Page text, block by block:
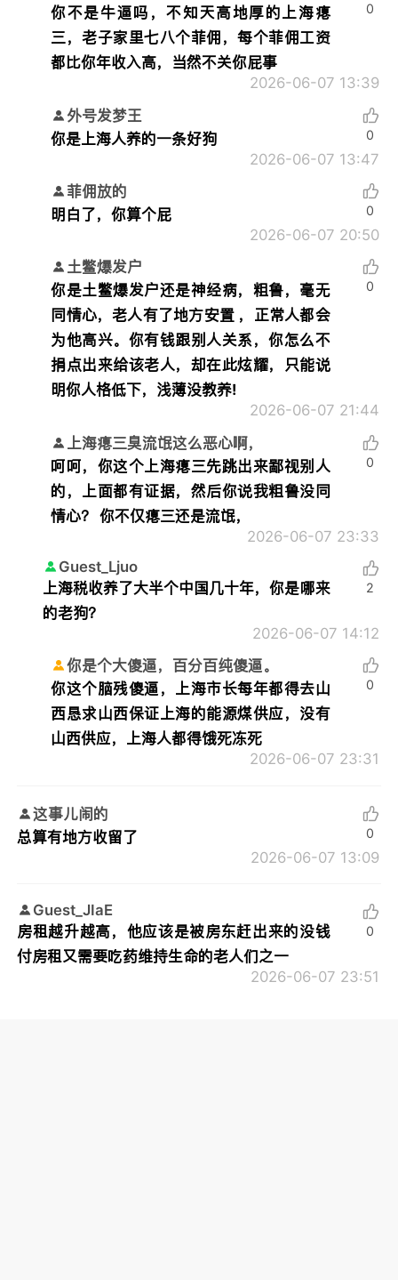
你不是牛逼吗，不知天高地厚的上海瘪
三，老子家里七八个菲佣，每个菲佣工资
都比你年收入高，当然不关你屁事
2026-06-07 13:39
0
外号发梦王
你是上海人养的一条好狗
2026-06-07 13:47
0
菲佣放的
明白了，你算个屁
2026-06-07 20:50
0
土鳖爆发户
你是土鳖爆发户还是神经病，粗鲁，毫无
同情心，老人有了地方安置 ，正常人都会
为他高兴。你有钱跟别人关系，你怎么不
捐点出来给该老人，却在此炫耀，只能说
明你人格低下，浅薄没教养!
2026-06-07 21:44
0
上海瘪三臭流氓这么恶心啊，
呵呵，你这个上海瘪三先跳出来鄙视别人
的，上面都有证据，然后你说我粗鲁没同
情心？ 你不仅瘪三还是流氓，
2026-06-07 23:33
0
Guest_Ljuo
上海税收养了大半个中国几十年，你是哪来
的老狗？
2026-06-07 14:12
2
你是个大傻逼，百分百纯傻逼。
你这个脑残傻逼，上海市长每年都得去山
西恳求山西保证上海的能源煤供应，没有
山西供应，上海人都得饿死冻死
2026-06-07 23:31
0
这事儿闹的
总算有地方收留了
2026-06-07 13:09
0
Guest_JIaE
房租越升越高，他应该是被房东赶出来的没钱
付房租又需要吃药维持生命的老人们之一
2026-06-07 23:51
0